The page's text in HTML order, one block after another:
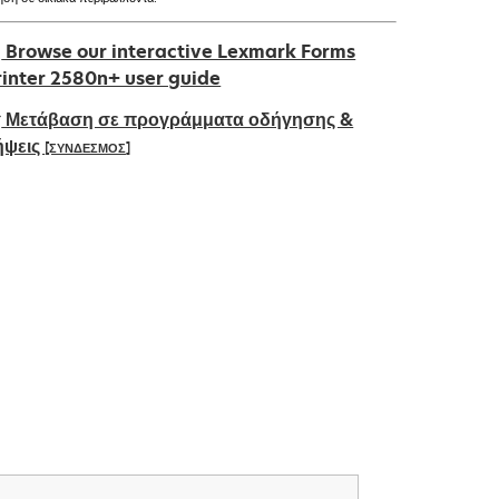
Browse our interactive Lexmark Forms
2580n+ user guide
Μετάβαση σε προγράμματα οδήγησης &
[ΣΥΝΔΕΣΜΟΣ]